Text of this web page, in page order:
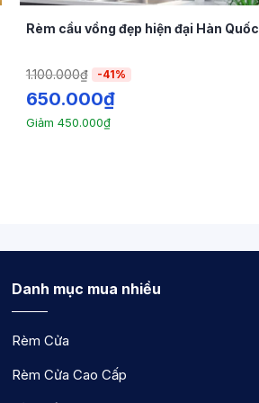
- Thanh Xuân - Hà Nội
Rèm cầu vồng đẹp hiện đại Hàn Quốc
1.100.000₫ -41%
650.000₫
Giảm 450.000₫
Danh mục mua nhiều
Rèm Cửa
Rèm Cửa Cao Cấp